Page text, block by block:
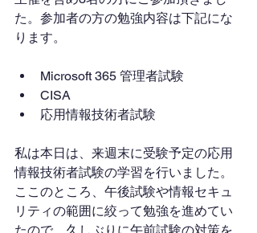
た。参加者の方の勉強内容は下記にな
ります。
Microsoft 365 管理者試験
CISA
応用情報技術者試験
私は本日は、来週末に受験予定の応用
情報技術者試験の学習を行いました。
ここのところ、午後試験や情報セキュ
リティの範囲に絞って勉強を進めてい